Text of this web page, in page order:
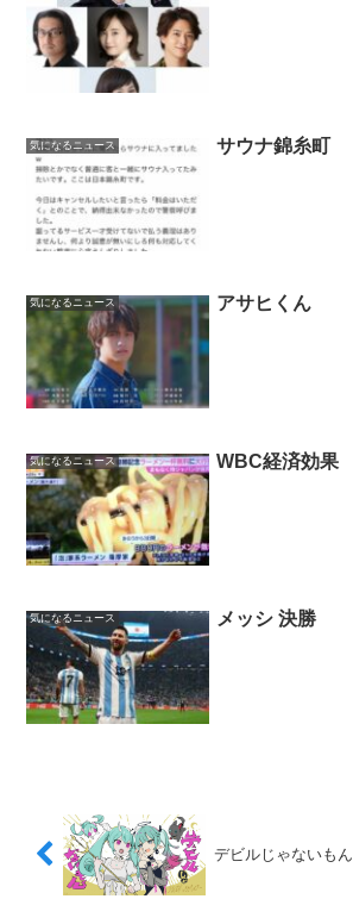
気になるニュース サウナ錦糸町
気になるニュース アサヒくん
気になるニュース WBC経済効果
気になるニュース メッシ 決勝
デビルじゃないもん